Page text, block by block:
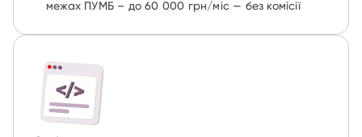
межах ПУМБ – до 60 000 грн/міс — без комісії